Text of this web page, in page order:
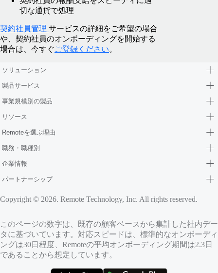
切な通貨で処理
契約社員管理 サービスの詳細をご希望の場合
や、契約社員のオンボーディングを開始する
場合は、今すぐご登録ください。
ソリューション
製品サービス
事業規模別の製品
リソース
Remoteを選ぶ理由
職務・職種別
企業情報
パートナーシップ
Copyright © 2026. Remote Technology, Inc. All rights reserved.
このページの数字は、既存の顧客ベースから集計した社内デー
タに基づいています。対応スピードは、標準的なオンボーディ
ングは30日程度、Remoteの平均オンボーディング期間は2.3日
であることから想定しています。